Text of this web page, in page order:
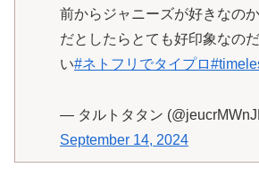
前からジャニーズが好きなの
だとしたらとても好印象なの
い#ネトフリでタイプロ
— タルトタタン
September 14, 2024